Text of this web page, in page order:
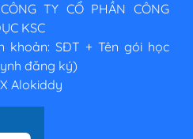
TY CỔ PHẦN CÔNG
KSC
khoản: SĐT + Tên gói học
đăng ký)
Alokiddy